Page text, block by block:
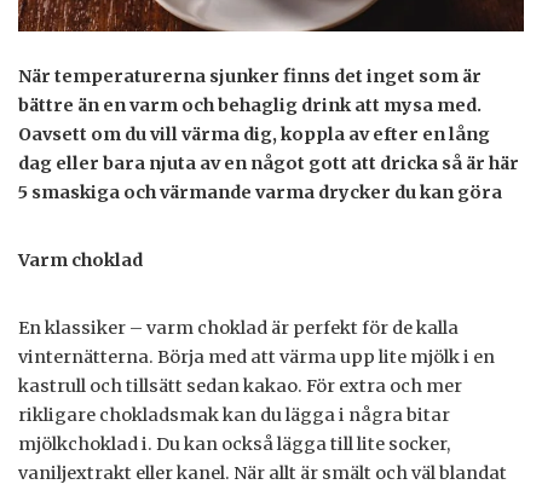
När temperaturerna sjunker finns det inget som är
bättre än en varm och behaglig drink att mysa med.
Oavsett om du vill värma dig, koppla av efter en lång
dag eller bara njuta av en något gott att dricka så är här
5 smaskiga och värmande varma drycker du kan göra
Varm choklad
En klassiker – varm choklad är perfekt för de kalla
vinternätterna. Börja med att värma upp lite mjölk i en
kastrull och tillsätt sedan kakao. För extra och mer
rikligare chokladsmak kan du lägga i några bitar
mjölkchoklad i. Du kan också lägga till lite socker,
vaniljextrakt eller kanel. När allt är smält och väl blandat